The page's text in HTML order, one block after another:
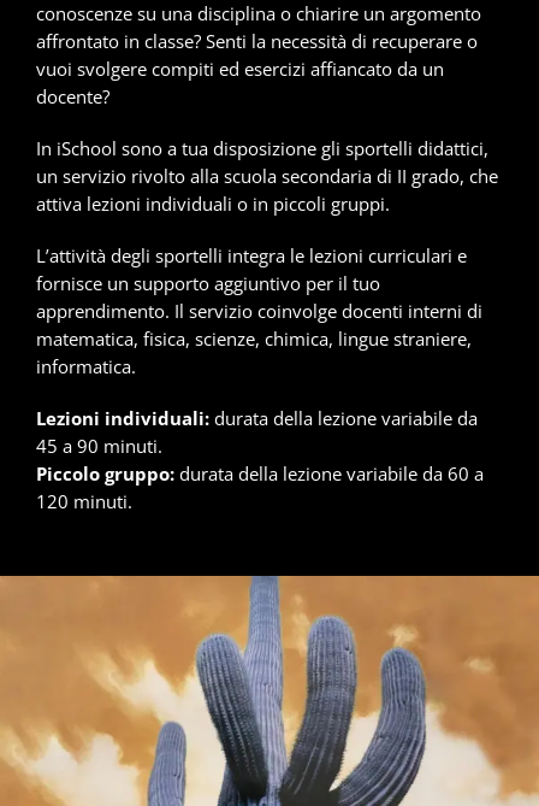
conoscenze su una disciplina o chiarire un argomento
affrontato in classe? Senti la necessità di recuperare o
vuoi svolgere compiti ed esercizi affiancato da un
docente?
In iSchool sono a tua disposizione gli sportelli didattici,
un servizio rivolto alla scuola secondaria di II grado, che
attiva lezioni individuali o in piccoli gruppi.
L’attività degli sportelli integra le lezioni curriculari e
fornisce un supporto aggiuntivo per il tuo
apprendimento. Il servizio coinvolge docenti interni di
matematica, fisica, scienze, chimica, lingue straniere,
informatica.
Lezioni individuali:durata della lezione variabile da
45 a 90 minuti.
Piccolo gruppo: durata della lezione variabile da 60 a
120 minuti.